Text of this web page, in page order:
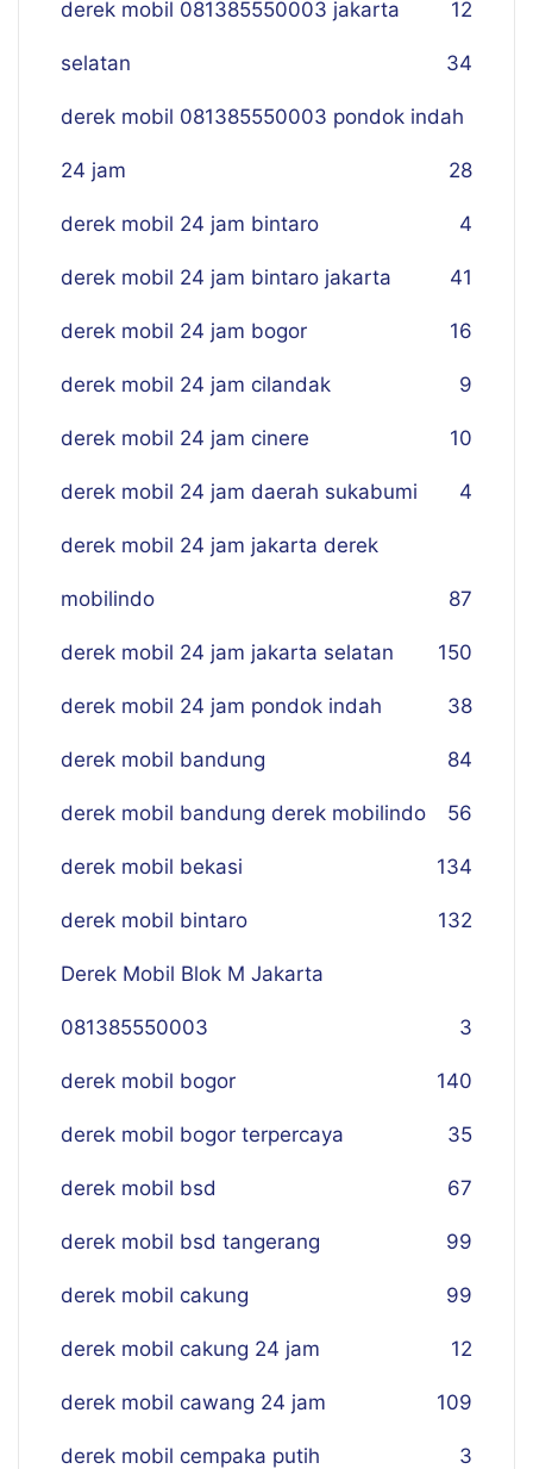
12
derek mobil 081385550003 jakarta
selatan 34
derek mobil 081385550003 pondok indah
24 jam 28
derek mobil 24 jam bintaro 4
derek mobil 24 jam bintaro jakarta 41
derek mobil 24 jam bogor 16
derek mobil 24 jam cilandak 9
derek mobil 24 jam cinere 10
derek mobil 24 jam daerah sukabumi 4
derek mobil 24 jam jakarta derek
mobilindo 87
derek mobil 24 jam jakarta selatan 150
derek mobil 24 jam pondok indah 38
derek mobil bandung 84
derek mobil bandung derek mobilindo 56
derek mobil bekasi 134
derek mobil bintaro 132
Derek Mobil Blok M Jakarta
081385550003 3
derek mobil bogor 140
derek mobil bogor terpercaya 35
derek mobil bsd 67
derek mobil bsd tangerang 99
derek mobil cakung 99
derek mobil cakung 24 jam 12
derek mobil cawang 24 jam 109
derek mobil cempaka putih 3